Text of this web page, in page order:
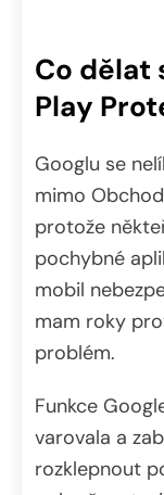
Co dělat
Play
Googlu se
mimo
protože
pochybné
mobil
mam roky
problém.
Funkce
varovala a
rozklepnout